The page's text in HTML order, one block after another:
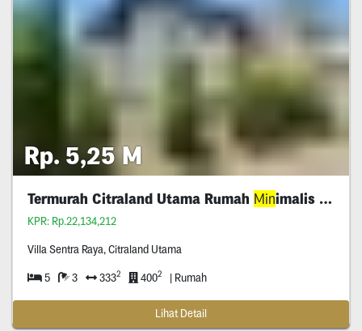
Rp. 5,25 M
Termurah Citraland Utama Rumah Minimalis 5M An
KPR: Rp.22,134,212
Villa Sentra Raya, Citraland Utama
5 3 3332 4002 | Rumah
Lihat Detail